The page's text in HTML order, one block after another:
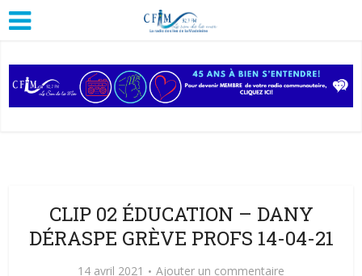
CLIP 02 ÉDUCATION – DANY
DÉRASPE GRÈVE PROFS 14-04-21
14 avril 2021 Ajouter un commentaire